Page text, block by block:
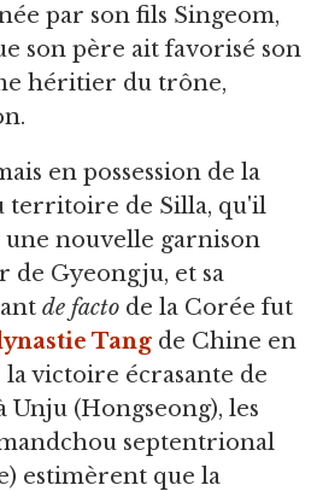
par son fils Singeom,
son père ait favorisé son
héritier du trône,
en possession de la
territoire de Silla, qu'il
nouvelle garnison
de Gyeongju, et sa
de facto de la Corée fut
Tang de Chine en
la victoire écrasante de
Unju (Hongseong), les
septentrional
estimèrent que la